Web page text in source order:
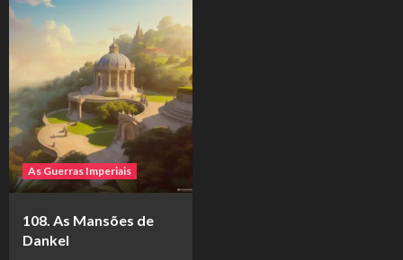
As Guerras Imperiais
108. As Mansões de
Dankel